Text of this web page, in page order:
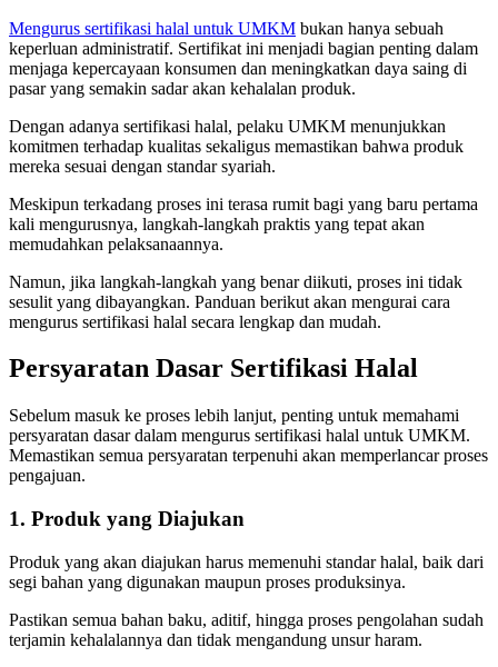
Mengurus sertifikasi halal untuk UMKM bukan hanya sebuah
keperluan administratif. Sertifikat ini menjadi bagian penting dalam
menjaga kepercayaan konsumen dan meningkatkan daya saing di
pasar yang semakin sadar akan kehalalan produk.
Dengan adanya sertifikasi halal, pelaku UMKM menunjukkan
komitmen terhadap kualitas sekaligus memastikan bahwa produk
mereka sesuai dengan standar syariah.
Meskipun terkadang proses ini terasa rumit bagi yang baru pertama
kali mengurusnya, langkah-langkah praktis yang tepat akan
memudahkan pelaksanaannya.
Namun, jika langkah-langkah yang benar diikuti, proses ini tidak
sesulit yang dibayangkan. Panduan berikut akan mengurai cara
mengurus sertifikasi halal secara lengkap dan mudah.
Persyaratan Dasar Sertifikasi Halal
Sebelum masuk ke proses lebih lanjut, penting untuk memahami
persyaratan dasar dalam mengurus sertifikasi halal untuk UMKM.
Memastikan semua persyaratan terpenuhi akan memperlancar proses
pengajuan.
1. Produk yang Diajukan
Produk yang akan diajukan harus memenuhi standar halal, baik dari
segi bahan yang digunakan maupun proses produksinya.
Pastikan semua bahan baku, aditif, hingga proses pengolahan sudah
terjamin kehalalannya dan tidak mengandung unsur haram.